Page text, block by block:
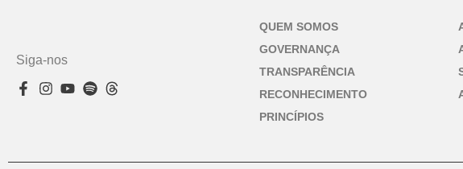
Siga-nos
QUEM SOMOS
GOVERNANÇA
TRANSPARÊNCIA
RECONHECIMENTO
PRINCÍPIOS